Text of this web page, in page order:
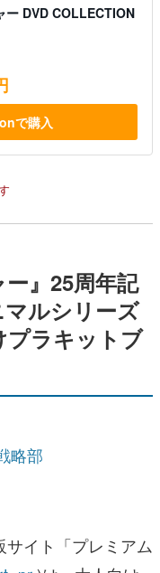
』25周年記
プラキットブ
イト「プレミアム
[SHOKUGAN